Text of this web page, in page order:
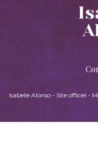
Isabelle Alonso - Site officiel -